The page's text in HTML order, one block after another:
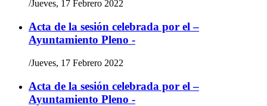
/Jueves, 17 Febrero 2022
Acta de la sesión celebrada por el –
Ayuntamiento Pleno -
/Jueves, 17 Febrero 2022
Acta de la sesión celebrada por el –
Ayuntamiento Pleno -